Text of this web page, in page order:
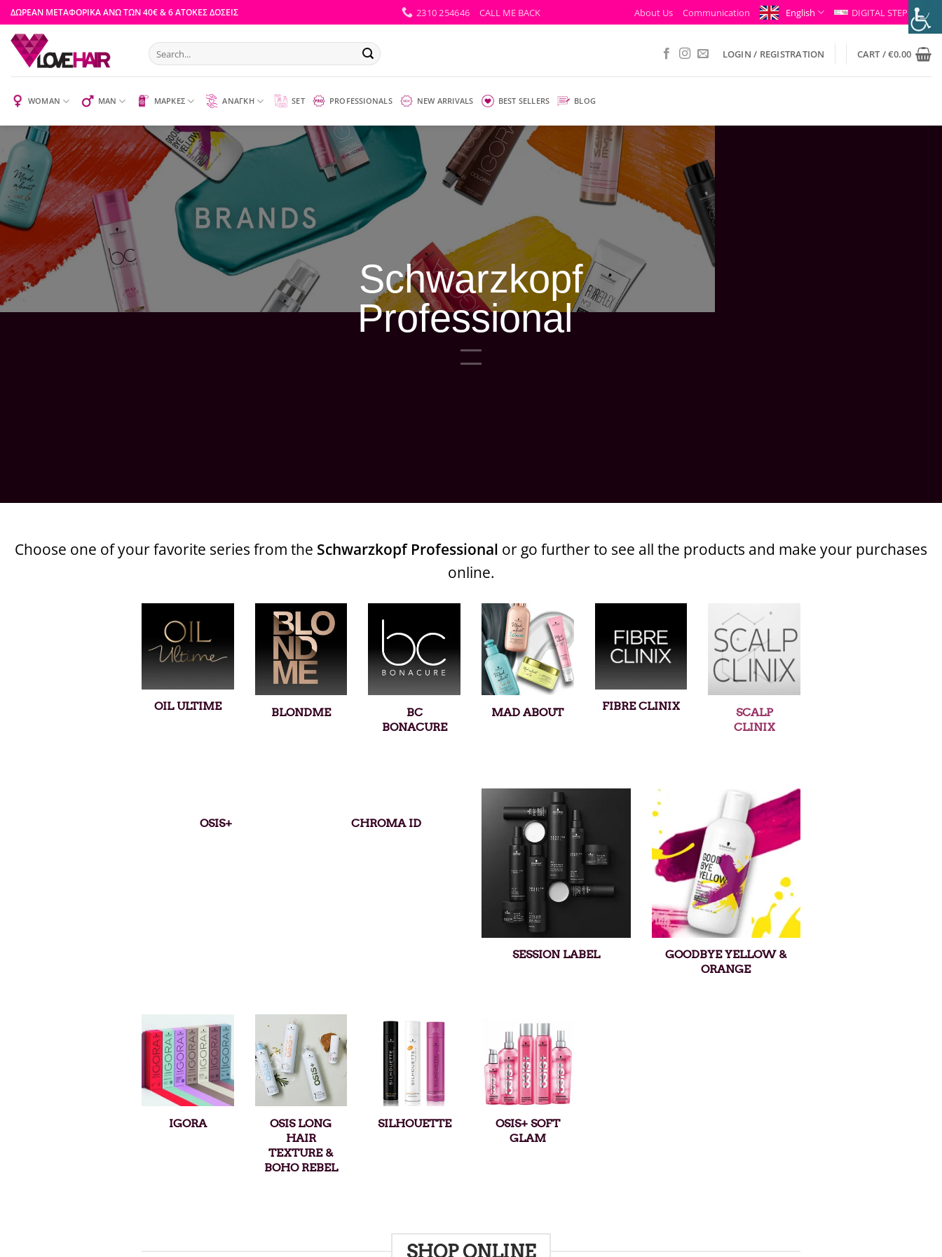
Skip
to
content
ΔΩΡΕΑΝ ΜΕΤΑΦΟΡΙΚΑ ΑΝΩ ΤΩΝ 40€ & 6 ΑΤΟΚΕΣ ΔΟΣΕΙΣ 2310 254646 CALL ME BACK About Us Communication English DIGITAL STEP
Search
for:
LOGIN / REGISTRATION CART /€0.00
WOMAN MAN ΜΑΡΚΕΣ ΑΝΑΓΚΗ SET PROFESSIONALS NEW ARRIVALS BEST SELLERS BLOG
Schwarzkopf
Professional
Choose one of your favorite series from the Schwarzkopf Professional or go further to see all the products and make your purchases
online.
OIL ULTIME BLONDME
BC
BONACURE
MAD ABOUT FIBRE CLINIX
SCALP
CLINIX
OSIS+ CHROMA ID
SESSION LABEL
GOODBYE YELLOW &
ORANGE
IGORA
OSIS LONG
HAIR
TEXTURE &
BOHO REBEL
SILHOUETTE
OSIS+ SOFT
GLAM
SHOP ONLINE